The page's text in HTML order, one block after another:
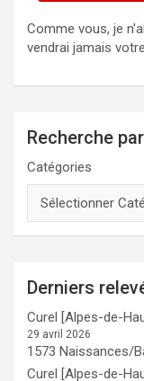
Comme vous, je
vendrai jamais
Recherche
Catégories
Derniers
Curel [Alpes-de-
29 avril 2026
1573 Naissances/
Curel [Alpes-de-